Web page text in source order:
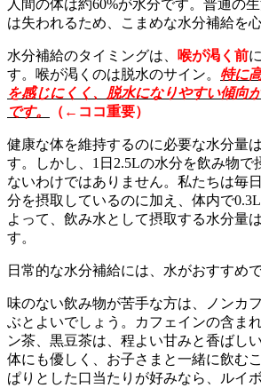
人間の体は約60%が水分です。普通の
は失われるため、こまめな水分補給を
水分補給のタイミングは、 喉が渇く前
す。喉が渇くのは脱水のサイン。 特に
を感じにくく、脱水になりやすい傾向
です。
（←ココ重要）
健康な体を維持するのに必要な水分量
す。しかし、1日2.5Lの水分を飲み物で
ないわけではありません。私たちは毎
分を摂取しているのに加え、体内で
よって、飲み水として摂取する水分量
す。
日常的な水分補給には、水がおすすめで
味のない飲み物が苦手な方は、ノンカ
ぶとよいでしょう。カフェインの含ま
ン茶、黒豆茶は、程よい甘みと香ばし
体にも優しく、お子さまと一緒に飲む
ぱりとした口当たりが好みなら、ルイ